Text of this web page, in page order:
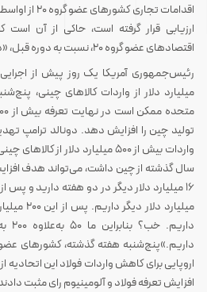
ارزیابی قرار گرفته است، حاکی از آن
اقتصادهای عضو گروه ۲۰، نسبت به دوره قبل، «دو برابر» شده است.
میلیارد دلار از واردات کالاهای چینی،
تولید چین را افزایش دهد. دونالد ترامپ
واردات بیش از ۵۰۰ میلیارد دلار از
سال گذشته از چین داشت، می‌تواند هدف
داریم.»پنج‌شنبه هفته گذشته، کشورهای
اروپایی برای کاهش واردات فولاد این اتحادیه
افزایش تعرفه فولاد و آلومینیوم رای مثبت